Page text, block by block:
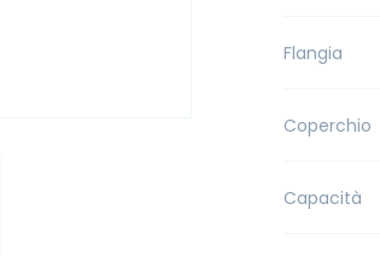
Flangia
Coperchio
Capacità